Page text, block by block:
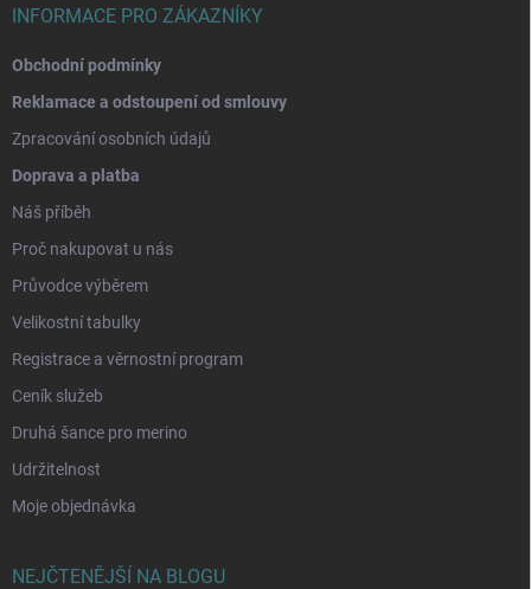
INFORMACE PRO ZÁKAZNÍKY
Obchodní podmínky
Reklamace a odstoupení od smlouvy
Zpracování osobních údajů
Doprava a platba
Náš příběh
Proč nakupovat u nás
Průvodce výběrem
Velikostní tabulky
Registrace a věrnostní program
Ceník služeb
Druhá šance pro merino
Udržitelnost
Moje objednávka
NEJČTENĚJŠÍ NA BLOGU